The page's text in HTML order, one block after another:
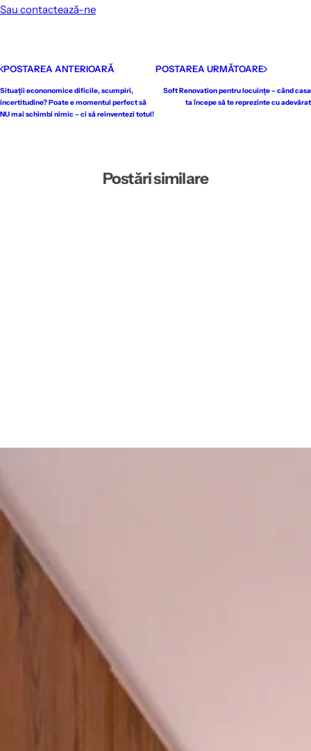
Sau contactează-ne
POSTAREA ANTERIOARĂ
Situații econonomice dificile, scumpiri,
incertitudine? Poate e momentul perfect să
NU mai schimbi nimic – ci să reinventezi totul!
POSTAREA URMĂTOARE
Soft Renovation pentru locuințe – când casa
ta începe să te reprezinte cu adevărat
Postări similare